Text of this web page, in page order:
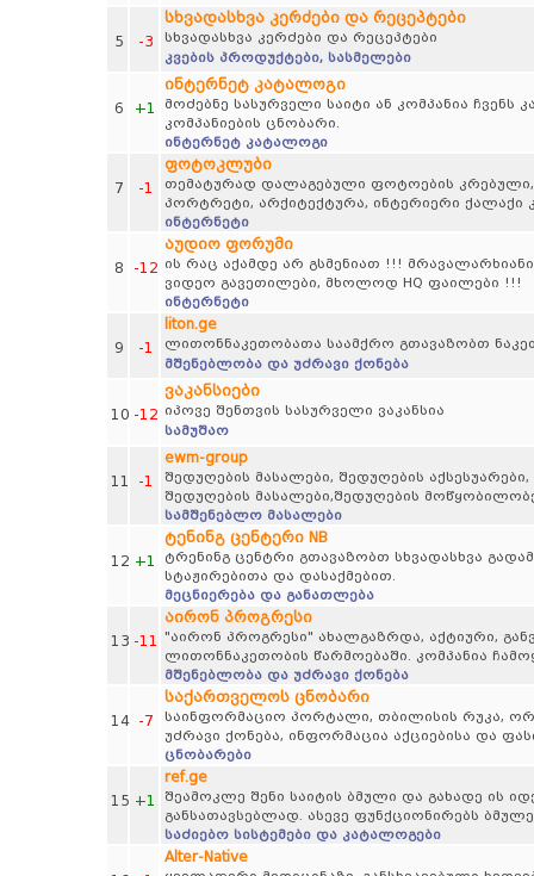
5 -3
სხვადასხვა კერძები და რეცეპტები
სხვადასხვა კერძები და რეცეპტები
კვების პროდუქტები, სასმელები
6 +1
ინტერნეტ კატალოგი
მოძებნე სასურველი საიტი ან კომპანია
კომპანიების ცნობარი.
ინტერნეტ კატალოგი
7 -1
ფოტოკლუბი
თემატურად დალაგებული ფოტოების კრებული,
პორტრეტი, არქიტექტურა, ინტერიერი ქალაქი
ინტერნეტი
8 -12
აუდიო ფორუმი
ის რაც აქამდე არ გსმენიათ !!! მრავალარხიანი
ვიდეო გავეთილები, მხოლოდ HQ ფაილები !!!
ინტერნეტი
9 -1
liton.ge
ლითონნაკეთობათა საამქრო გთავაზობთ
მშენებლობა და უძრავი ქონება
10 -12
ვაკანსიები
იპოვე შენთვის სასურველი ვაკანსია
სამუშაო
11 -1
ewm-group
შედუღების მასალები, შედუღების
შედუღების მასალები,შედუღების
სამშენებლო მასალები
12 +1
ტენინგ ცენტერი NB
ტრენინგ ცენტრი გთავაზობთ სხვადასხვა
სტაჟირებითა და დასაქმებით.
მეცნიერება და განათლება
13 -11
აირონ პროგრესი
"აირონ პროგრესი" ახალგაზრდა, აქტიური,
ლითონნაკეთობის წარმოებაში. კომპანია
მშენებლობა და უძრავი ქონება
14 -7
საქართველოს ცნობარი
საინფორმაციო პორტალი, თბილისის რუკა,
უძრავი ქონება, ინფორმაცია აქციებისა და
ცნობარები
15 +1
ref.ge
შეამოკლე შენი საიტის ბმული და გახადე ის
განსათავსებლად. ასევე ფუნქციონირებს
საძიებო სისტემები და კატალოგები
Alter-Native